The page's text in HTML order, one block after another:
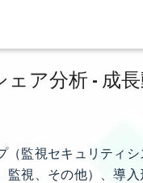
ア分析 - 成
監視セキュリティ
視、その他）、導